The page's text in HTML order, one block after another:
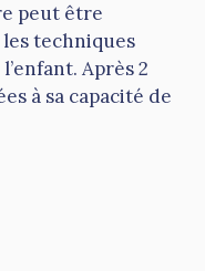
peut être
les techniques
Après 2
à sa capacité de